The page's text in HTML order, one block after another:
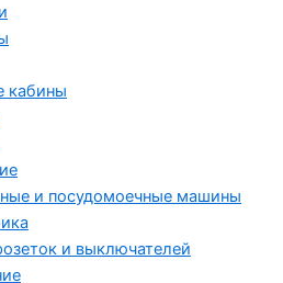
кабины
и посудомоечные машины
и выключателей